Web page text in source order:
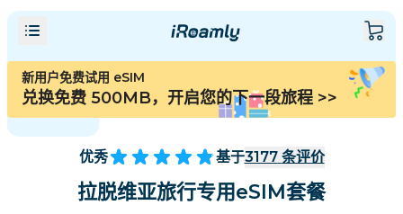
新用户免费试用 eSIM
兑换免费 500MB，开启您的下一段旅程 >>
优秀 基于3177 条评价
拉脱维亚旅行专用eSIM套餐